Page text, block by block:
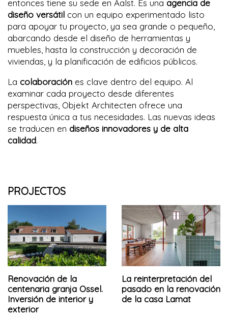
entonces tiene su sede en Aalst. Es una agencia de
diseño versátil con un equipo experimentado listo
para apoyar tu proyecto, ya sea grande o pequeño,
abarcando desde el diseño de herramientas y
muebles, hasta la construcción y decoración de
viviendas, y la planificación de edificios públicos.
La colaboración es clave dentro del equipo. Al
examinar cada proyecto desde diferentes
perspectivas, Objekt Architecten ofrece una
respuesta única a tus necesidades. Las nuevas ideas
se traducen en diseños innovadores y de alta
calidad.
PROJECTOS
Renovación de la
centenaria granja Ossel.
Inversión de interior y
exterior
La reinterpretación del
pasado en la renovación
de la casa Lamat